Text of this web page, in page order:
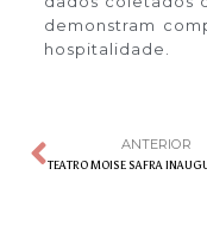
demonstram
hospitalidade.
ANTERIOR